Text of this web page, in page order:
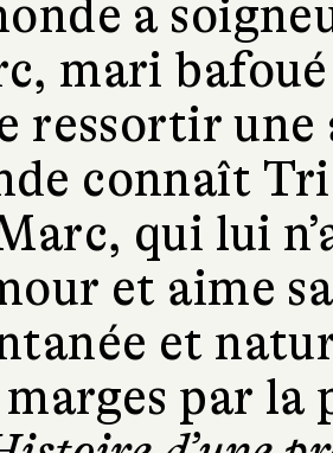
a
mari
ressortir une
connaît
qui lui
et aime
et
marges par